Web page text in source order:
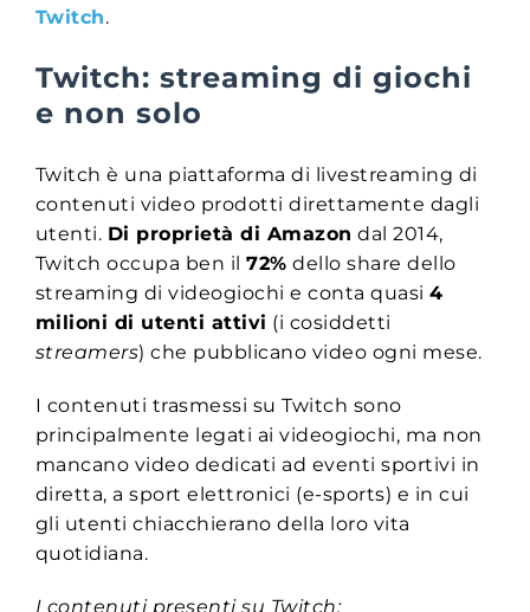
Twitch.
Twitch: streaming di giochi
e non solo
Twitch è una piattaforma di livestreaming di
contenuti video prodotti direttamente dagli
utenti. Di proprietà di Amazon dal 2014,
Twitch occupa ben il72% dello share dello
streaming di videogiochi e conta quasi4
milioni di utenti attivi (i cosiddetti
streamers) che pubblicano video ogni mese.
I contenuti trasmessi su Twitch sono
principalmente legati ai videogiochi, ma non
mancano video dedicati ad eventi sportivi in
diretta, a sport elettronici (e-sports) e in cui
gli utenti chiacchierano della loro vita
quotidiana.
I contenuti presenti su Twitch: